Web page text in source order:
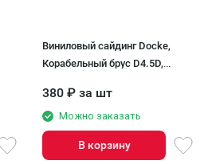
Виниловый сайдинг Docke,
Корабельный брус D4.5D,
380 ₽ за шт
Можно заказать
В корзину